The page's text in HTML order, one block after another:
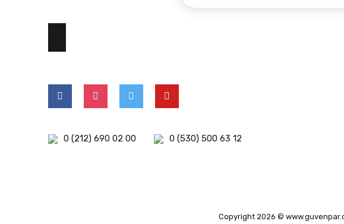
0 (212) 690 02 00 0 (530) 500 63 12
Copyright 2026 ©